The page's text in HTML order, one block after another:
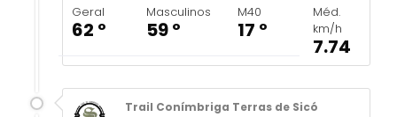
Geral
62 º
Masculinos
59 º
M40
17 º
Méd.
km/h
7.74
Trail Conímbriga Terras de Sicó